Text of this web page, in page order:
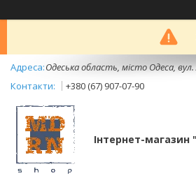
Одеська область, місто Одеса, вул.
+380 (67) 907-07-90
Інтернет-магазин